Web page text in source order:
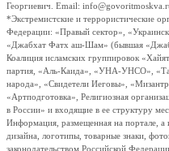
Георгиевич. Email:
*Экстремистские и террористические
Федерации: «Правый сектор»,
«Джабхат Фатх аш-Шам» (бывшая
Коалиция исламских группировок
партия, «Аль-Каида», «УНА-УНСО»,
народа», «Свидетели Иеговы»,
«Артподготовка», Религиозная
в России» и входящие в ее структуру
Информация, размещенная на портале, а
дизайна, логотипы, товарные знаки,
законодательством Российской